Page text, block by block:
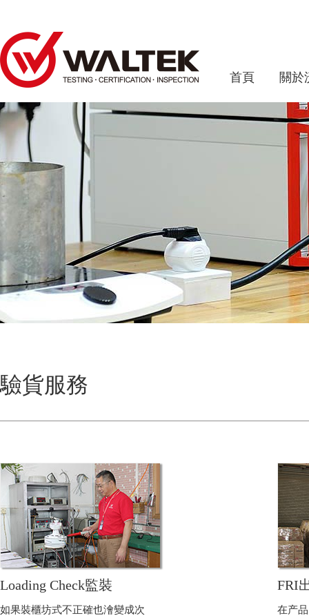
首頁 關於
驗貨服務
Loading Check監裝
如果裝櫃坊式不正確也澮變成次
FRI
在产